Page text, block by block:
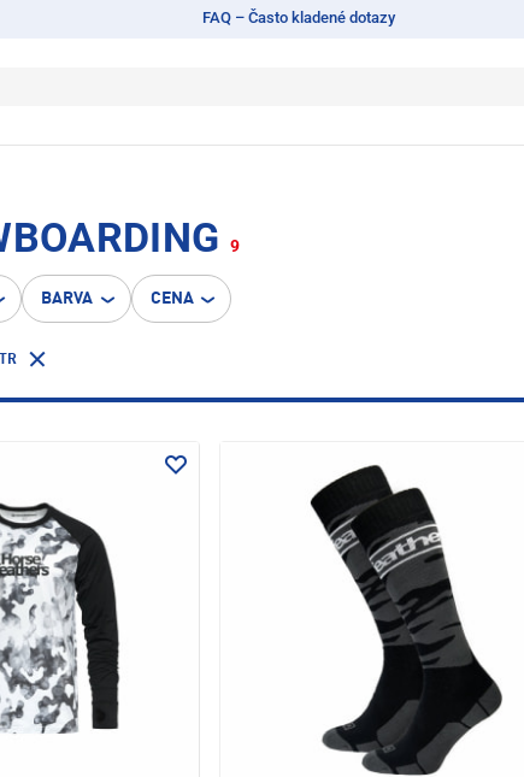
FAQ – Často kladené dotazy
9
BARVA CENA